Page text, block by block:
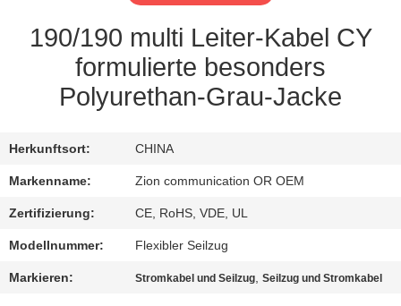
VERBINDUNG
FORDERN
SIE EIN
ZITAT
SITEMAP
PRIVACY
190/190 multi Leiter-Kabel CY
formulierte besonders
Polyurethan-Grau-Jacke
Herkunftsort: CHINA
Markenname: Zion communication OR OEM
Zertifizierung: CE, RoHS, VDE, UL
Modellnummer: Flexibler Seilzug
Markieren: Stromkabel und Seilzug,Seilzug und Stromkabel